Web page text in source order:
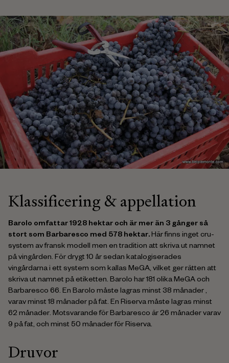
Klassificering & appellation
Barolo omfattar 1928 hektar och är mer än 3 gånger så
stort som Barbaresco med 578 hektar.Här finns inget cru-
system av fransk modell men en tradition att skriva ut namnet
på vingården. För drygt 10 år sedan katalogiserades
vingårdarna i ett system som kallas MeGA, vilket ger rätten att
skriva ut namnet på etiketten. Barolo har 181 olika MeGA och
Barbaresco 66. En Barolo måste lagras minst 38 månader ,
varav minst 18 månader på fat. En Riserva måste lagras minst
62 månader. Motsvarande för Barbaresco är 26 månader varav
9 på fat, och minst 50 månader för Riserva.
Druvor